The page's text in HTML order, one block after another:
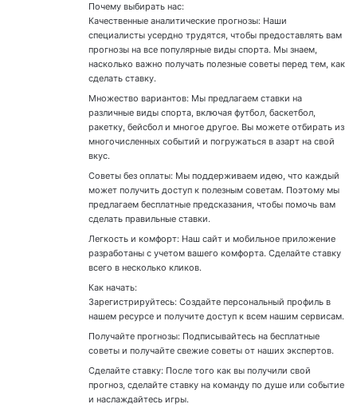
Почему выбирать нас:
Качественные аналитические прогнозы: Наши
специалисты усердно трудятся, чтобы предоставлять вам
прогнозы на все популярные виды спорта. Мы знаем,
насколько важно получать полезные советы перед тем, как
сделать ставку.
Множество вариантов: Мы предлагаем ставки на
различные виды спорта, включая футбол, баскетбол,
ракетку, бейсбол и многое другое. Вы можете отбирать из
многочисленных событий и погружаться в азарт на свой
вкус.
Советы без оплаты: Мы поддерживаем идею, что каждый
может получить доступ к полезным советам. Поэтому мы
предлагаем бесплатные предсказания, чтобы помочь вам
сделать правильные ставки.
Легкость и комфорт: Наш сайт и мобильное приложение
разработаны с учетом вашего комфорта. Сделайте ставку
всего в несколько кликов.
Как начать:
Зарегистрируйтесь: Создайте персональный профиль в
нашем ресурсе и получите доступ к всем нашим сервисам.
Получайте прогнозы: Подписывайтесь на бесплатные
советы и получайте свежие советы от наших экспертов.
Сделайте ставку: После того как вы получили свой
прогноз, сделайте ставку на команду по душе или событие
и наслаждайтесь игры.